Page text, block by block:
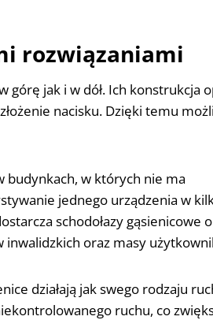
rozwiązaniami
górę jak i w dół. Ich konstrukcja
nacisku. Dzięki temu
budynkach, w których nie ma
jednego urządzenia w
schodołazy gąsienicowe o
oraz masy
działają jak swego rodzaju
ruchu, co